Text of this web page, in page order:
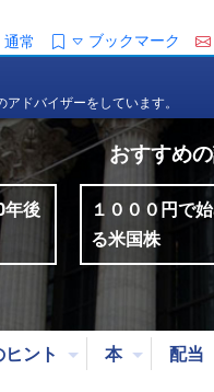
通常 ブックマーク